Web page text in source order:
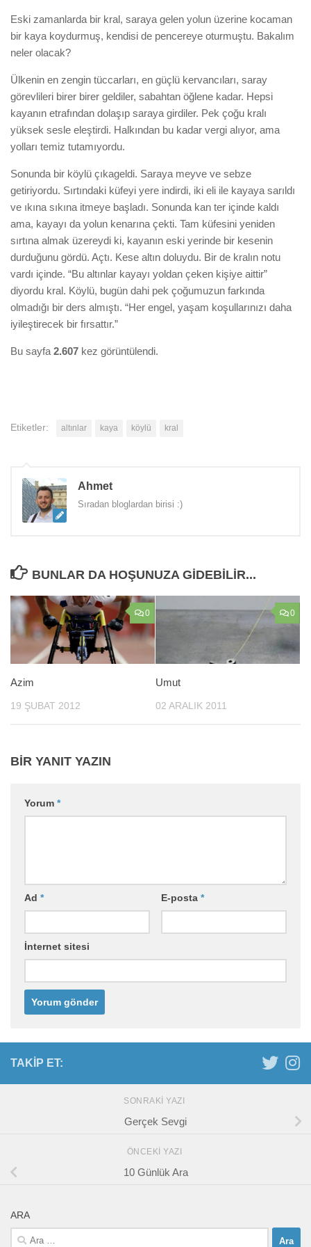
Eski zamanlarda bir kral, saraya gelen yolun üzerine kocaman
bir kaya koydurmuş, kendisi de pencereye oturmuştu. Bakalım
neler olacak?
Ülkenin en zengin tüccarları, en güçlü kervancıları, saray
görevlileri birer birer geldiler, sabahtan öğlene kadar. Hepsi
kayanın etrafından dolaşıp saraya girdiler. Pek çoğu kralı
yüksek sesle eleştirdi. Halkından bu kadar vergi alıyor, ama
yolları temiz tutamıyordu.
Sonunda bir köylü çıkageldi. Saraya meyve ve sebze
getiriyordu. Sırtındaki küfeyi yere indirdi, iki eli ile kayaya sarıldı
ve ıkına sıkına itmeye başladı. Sonunda kan ter içinde kaldı
ama, kayayı da yolun kenarına çekti. Tam küfesini yeniden
sırtına almak üzereydi ki, kayanın eski yerinde bir kesenin
durduğunu gördü. Açtı. Kese altın doluydu. Bir de kralın notu
vardı içinde. “Bu altınlar kayayı yoldan çeken kişiye aittir”
diyordu kral. Köylü, bugün dahi pek çoğumuzun farkında
olmadığı bir ders almıştı. “Her engel, yaşam koşullarınızı daha
iyileştirecek bir fırsattır.”
Bu sayfa 2.607 kez görüntülendi.
Etiketler: altınlar kaya köylü kral
Ahmet
Sıradan bloglardan birisi :)
BUNLAR DA HOŞUNUZA GIDEBILIR...
0
Azim
19 ŞUBAT 2012
0
Umut
02 ARALIK 2011
BIR YANIT YAZIN
Yorum *
Ad * E-posta *
İnternet sitesi
TAKIP ET:
SONRAKI YAZI
Gerçek Sevgi
ÖNCEKI YAZI
10 Günlük Ara
ARA
Arama: